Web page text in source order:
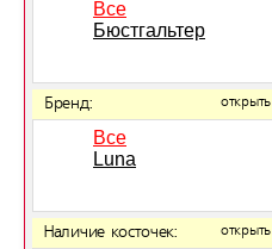
Все
Бюстгальтер
Бренд: открыть
Все
Luna
Наличие косточек: открыть